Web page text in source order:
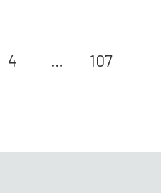
4 … 107